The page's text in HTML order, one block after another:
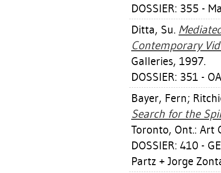
DOSSIER: 355 -
Ditta, Su.
Contemporary
Galleries, 1997.
DOSSIER: 351 -
Bayer, Fern;
Search for the
Toronto, Ont.: Art
DOSSIER: 410 -
Partz + Jorge